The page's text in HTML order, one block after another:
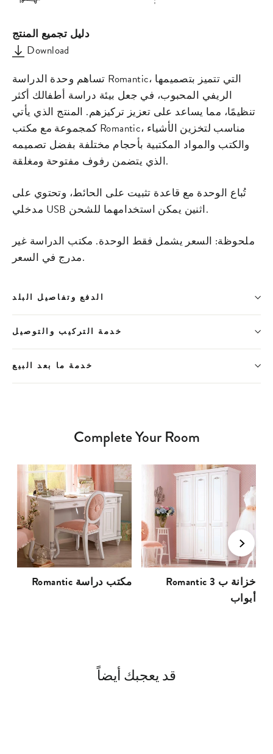
دليل تجميع المنتج
Download
تساهم وحدة الدراسة Romantic، التي تتميز بتصميمها
الريفي المحبوب، في جعل بيئة دراسة أطفالك أكثر
تنظيمًا، مما يساعد على تعزيز تركيزهم. المنتج الذي يأتي
كمجموعة مع مكتب Romantic، مناسب لتخزين الأشياء
والكتب والمواد المكتبية بأحجام مختلفة بفضل تصميمه
الذي يتضمن رفوف مفتوحة ومغلقة.
تُباع الوحدة مع قاعدة تثبيت على الحائط، وتحتوي على
مدخلي USB اثنين يمكن استخدامهما للشحن.
ملحوظة: السعر يشمل فقط الوحدة. مكتب الدراسة غير
مدرج في السعر.
الدفع وتفاصيل البلد
خدمة التركيب والتوصيل
خدمة ما بعد البيع
Complete Your Room
Romantic مكتب دراسة
Romantic خزانة ب 3
أبواب
قد يعجبك أيضاً